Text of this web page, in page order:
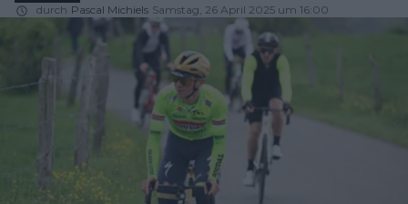
durch Pascal Michiels Samstag, 26 April 2025 um 16:00